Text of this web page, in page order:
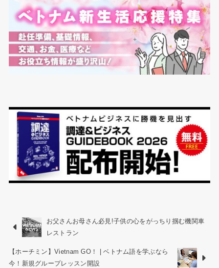
お父さんお母さん必見!子供の心をがっちり掴む機関車
レストラン
【ホーチミン】Vietnam GO！ | ベトナム語を学ぶなら
今！新規グループレッスン開設